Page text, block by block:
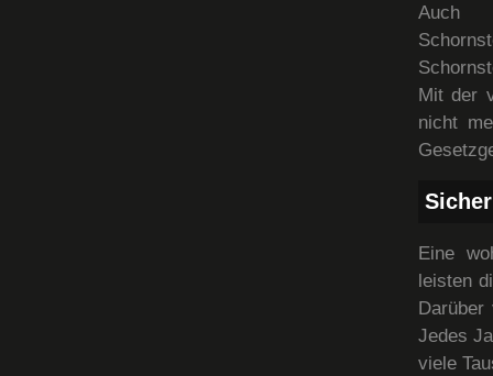
Auch
Mit der
nicht
Eine
leisten
Jedes
viele